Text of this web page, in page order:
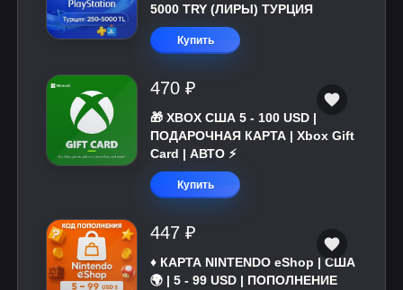
5000 TRY (ЛИРЫ) ТУРЦИЯ
Купить
470 ₽
🎁 XBOX США 5 - 100 USD |
ПОДАРОЧНАЯ КАРТА | Xbox Gift
Card | АВТО ⚡
Купить
447 ₽
♦️ КАРТА NINTENDO eShop | США
🌍 | 5 - 99 USD | ПОПОЛНЕНИЕ